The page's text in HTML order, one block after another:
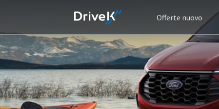
Offerte nuovo